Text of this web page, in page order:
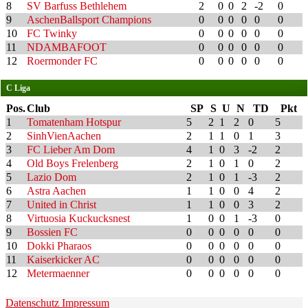
8
SV Barfuss Bethlehem 2 0 0 2 -2
0
9
AschenBallsport Champions 0 0 0 0 0
0
10
FC Twinky 0 0 0 0 0
0
11
NDAMBAFOOT 0 0 0 0 0
0
12
Roermonder FC 0 0 0 0 0 0
C Liga
Pos.Club SP S U N TD
Pkt
1
Tomatenham Hotspur 5 2 1 2 0
5
2
SinhVienAachen 2 1 1 0 1
3
3
FC Lieber Am Dom 4 1 0 3 -2
2
4
Old Boys Frelenberg 2 1 0 1 0
2
5
Lazio Dom 2 1 0 1 -3
2
6
Astra Aachen 1 1 0 0 4
2
7
United in Christ 1 1 0 0 3
2
8
Virtuosia Kuckucksnest 1 0 0 1 -3
0
9
Bossien FC 0 0 0 0 0
0
10
Dokki Pharaos 0 0 0 0 0
0
11
Kaiserkicker AC 0 0 0 0 0
0
12
Metermaenner 0 0 0 0 0 0
Datenschutz Impressum